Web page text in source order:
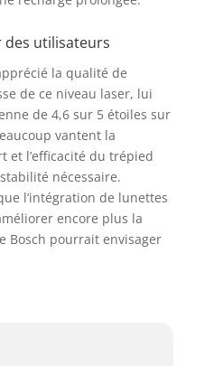
utilisateurs
la qualité de
de ce niveau laser, lui
de 4,6 sur 5 étoiles sur
vantent la
et l’efficacité du trépied
nécessaire.
l’intégration de lunettes
encore plus la
Bosch pourrait envisager